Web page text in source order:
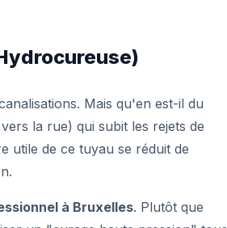
Mais qu'en est-il du
la rue) qui subit les rejets de
utile de ce tuyau se réduit de
à Bruxelles. Plutôt que